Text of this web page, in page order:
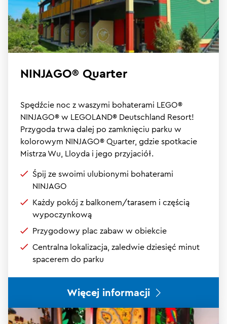
NINJAGO® Quarter
Spędźcie noc z waszymi bohaterami LEGO®
NINJAGO® w LEGOLAND® Deutschland Resort!
Przygoda trwa dalej po zamknięciu parku w
kolorowym NINJAGO® Quarter, gdzie spotkacie
Mistrza Wu, Lloyda i jego przyjaciół.
Śpij ze swoimi ulubionymi bohaterami
NINJAGO
Każdy pokój z balkonem/tarasem i częścią
wypoczynkową
Przygodowy plac zabaw w obiekcie
Centralna lokalizacja, zaledwie dziesięć minut
spacerem do parku
Więcej informacji